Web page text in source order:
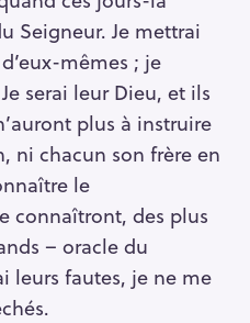
Seigneur. Je mettrai
mêmes ; je
serai leur Dieu, et ils
plus à instruire
ni chacun son frère en
le
connaîtront, des plus
– oracle du
leurs fautes, je ne me